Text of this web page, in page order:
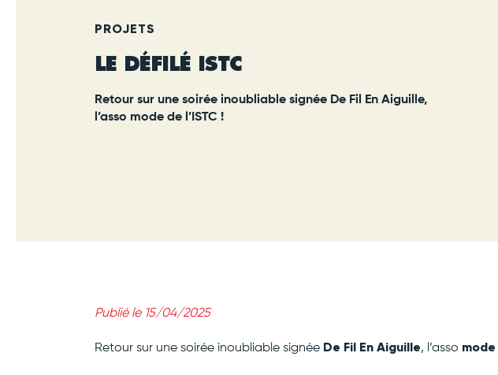
PROJETS
LE DÉFILÉ ISTC
Retour sur une soirée inoubliable signée De Fil En Aiguille,
l’asso mode de l’ISTC !
Publié le 15/04/2025
Retour sur une soirée inoubliable signée De Fil En Aiguille, l’asso mode